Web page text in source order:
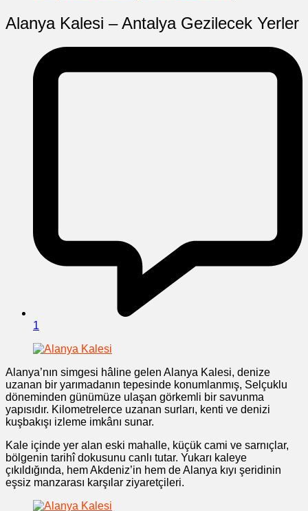
Alanya Kalesi – Antalya Gezilecek Yerler
1
Alanya’nın simgesi hâline gelen Alanya Kalesi, denize
uzanan bir yarımadanın tepesinde konumlanmış, Selçuklu
döneminden günümüze ulaşan görkemli bir savunma
yapısıdır. Kilometrelerce uzanan surları, kenti ve denizi
kuşbakışı izleme imkânı sunar.
Kale içinde yer alan eski mahalle, küçük cami ve sarnıçlar,
bölgenin tarihî dokusunu canlı tutar. Yukarı kaleye
çıkıldığında, hem Akdeniz’in hem de Alanya kıyı şeridinin
eşsiz manzarası karşılar ziyaretçileri.